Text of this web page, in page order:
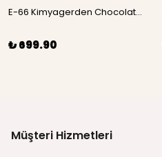
E-66 Kimyagerden Chocolate - 50 ml
₺ 699.90
Müşteri Hizmetleri